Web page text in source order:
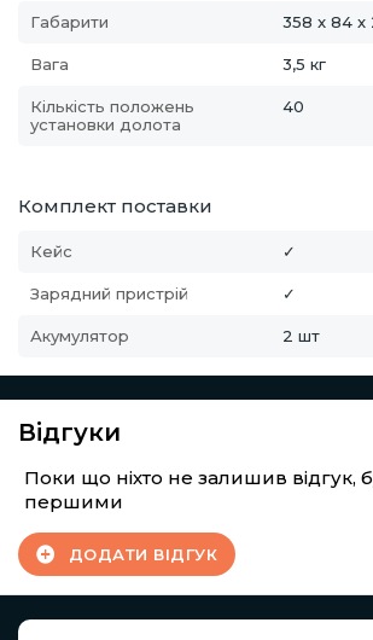
Габарити 358 x 84 x
Вага 3,5 кг
Кількість положень
установки долота
40
Комплект поставки
Кейс ✓
Зарядний пристрій ✓
Акумулятор 2 шт
Відгуки
Поки що ніхто не залишив відгук,
першими
ДОДАТИ ВІДГУК